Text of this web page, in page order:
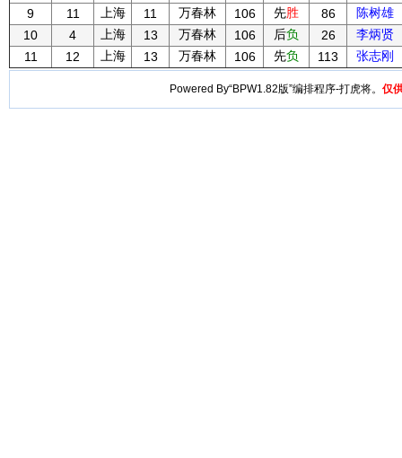
9
11 上海 11 万春林 106 先胜 86
陈树雄
10
4 上海 13 万春林 106 后负 26
李炳贤
11
12 上海 13 万春林 106 先负 113 张志刚
Powered By“BPW1.82版”编排程序-打虎将。 仅